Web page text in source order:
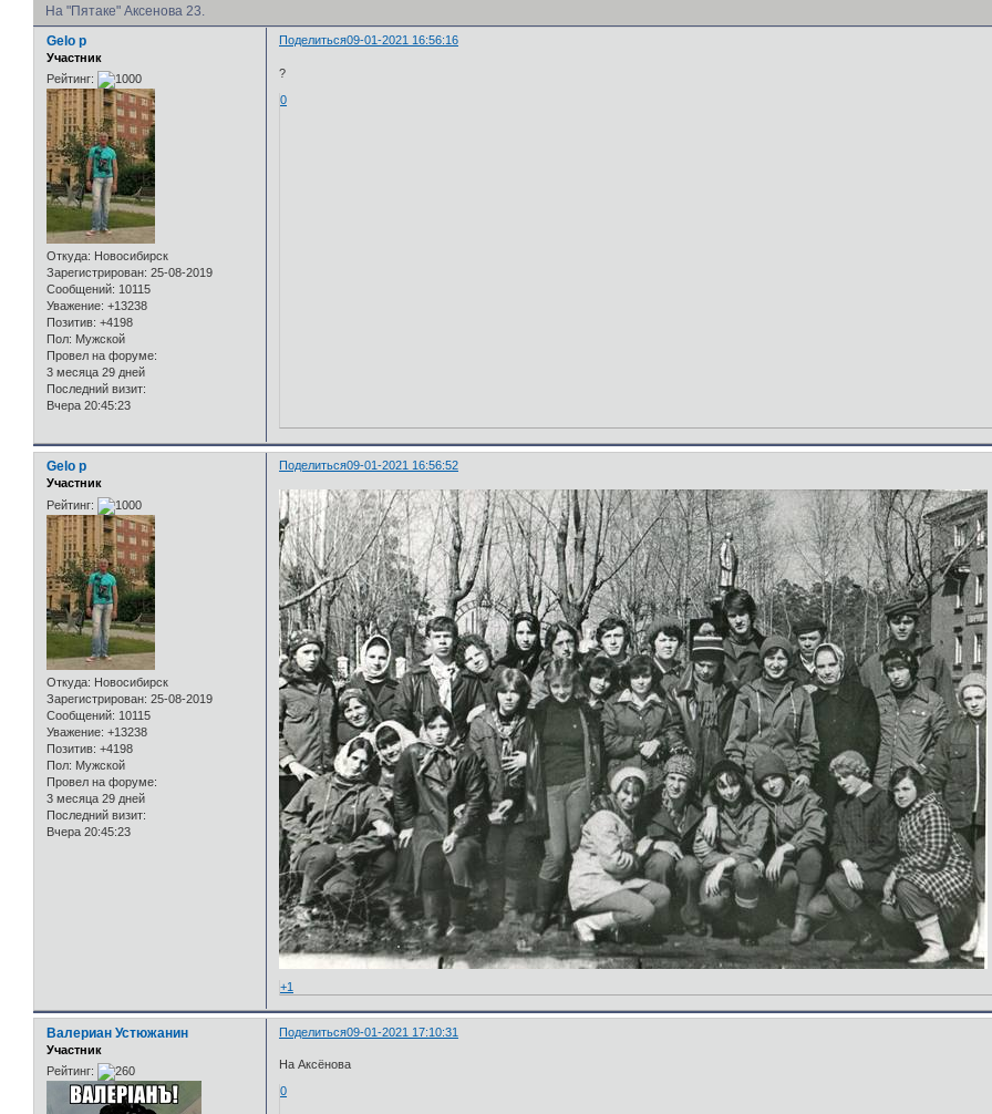
На "Пятаке" Аксенова 23.
Поделиться09-01-2021 16:56:16
Gelo p
Участник
Рейтинг:
Откуда: Новосибирск
Зарегистрирован: 25-08-2019
Сообщений: 10115
Уважение: +13238
Позитив: +4198
Пол: Мужской
Провел на форуме:
3 месяца 29 дней
Последний визит:
Вчера 20:45:23
?
0
Поделиться09-01-2021 16:56:52
Gelo p
Участник
Рейтинг:
Откуда: Новосибирск
Зарегистрирован: 25-08-2019
Сообщений: 10115
Уважение: +13238
Позитив: +4198
Пол: Мужской
Провел на форуме:
3 месяца 29 дней
Последний визит:
Вчера 20:45:23
+1
Поделиться09-01-2021 17:10:31
Валериан Устюжанин
Участник
Рейтинг:
На Аксёнова
0